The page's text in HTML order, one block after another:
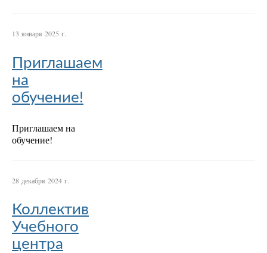
13 января 2025 г.
Приглашаем
на
обучение!
Приглашаем на
обучение!
28 декабря 2024 г.
Коллектив
Учебного
центра